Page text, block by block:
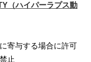
（ハイパーラプス動
寄与する場合に許可
止